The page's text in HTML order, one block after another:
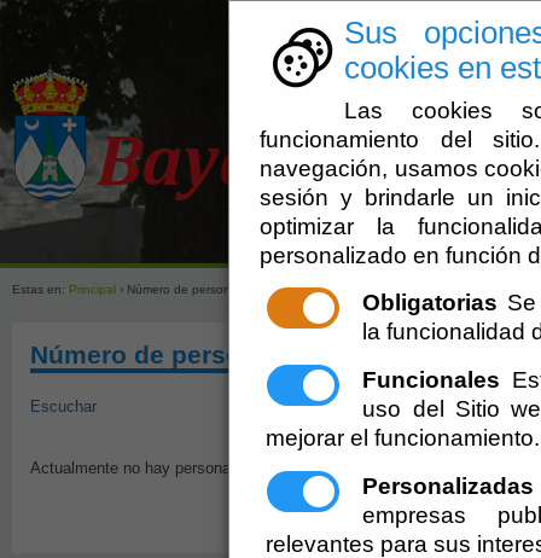
Sus
cookies en
Las cookies
funcionamiento del
navegación, usamos
sesión y brindarle un
optimizar la
personalizado en función
Obligatorias
la funcionalidad
Funcionales
uso del Sitio
mejorar el funcionamiento.
Personalizadas
empresas
relevantes para sus
Estas en: Principal › Número de personas que gozan de dispensa total de asistencia al
Número de personas que gozan de
Escuchar
Actualmente no hay personas que gocen de dispensa total de